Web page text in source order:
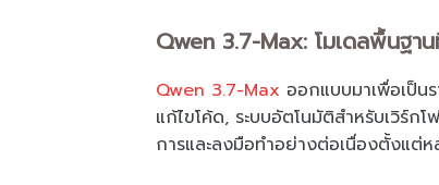
Qwen 3.7-Max: โมเดลพื้นฐา
Qwen 3.7-Max ออกแบบมาเพื่อเป็น
แก้ไขโค้ด, ระบบอัตโนมัติสำหรับเวิร์
การและลงมือทำอย่างต่อเนื่องตั้งแต่